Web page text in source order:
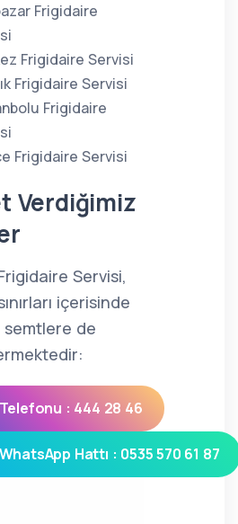
Frigidaire
Frigidaire Servisi
Frigidaire Servisi
Frigidaire
Frigidaire Servisi
Verdiğimiz
Servisi,
içerisinde
semtlere de
: 444 28 46
Hattı : 0535 570 61 87